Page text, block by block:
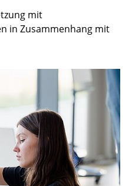
mit
in Zusammenhang mit